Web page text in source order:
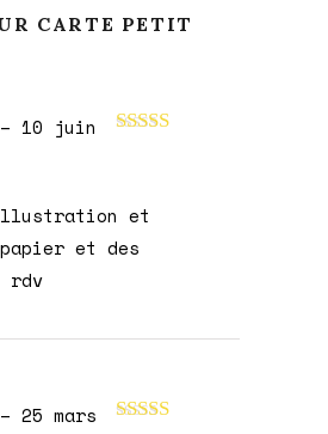
CARTE PETIT
– 10 juin
et
et des
rdv
– 25 mars